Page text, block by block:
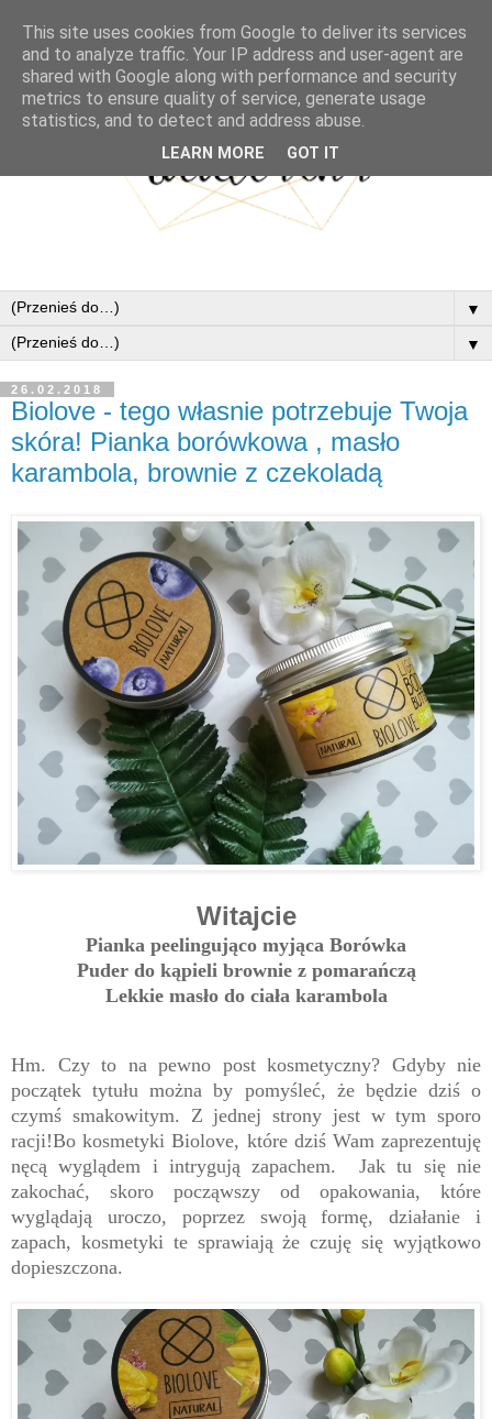
▼
▼
26.02.2018
Biolove - tego własnie potrzebuje Twoja
skóra! Pianka borówkowa , masło
karambola, brownie z czekoladą
Witajcie
Pianka peelingująco myjąca Borówka
Puder do kąpieli brownie z pomarańczą
Lekkie masło do ciała karambola
Hm. Czy to na pewno post kosmetyczny? Gdyby nie
początek tytułu można by pomyśleć, że będzie dziś o
czymś smakowitym. Z jednej strony jest w tym sporo
racji!Bo kosmetyki Biolove, które dziś Wam zaprezentuję
nęcą wyglądem i intrygują zapachem. Jak tu się nie
zakochać, skoro począwszy od opakowania, które
wyglądają uroczo, poprzez swoją formę, działanie i
zapach, kosmetyki te sprawiają że czuję się wyjątkowo
dopieszczona.
This site uses cookies from Google to deliver its services
and to analyze traffic. Your IP address and user-agent are
shared with Google along with performance and security
metrics to ensure quality of service, generate usage
statistics, and to detect and address abuse.
LEARN MORE GOT IT